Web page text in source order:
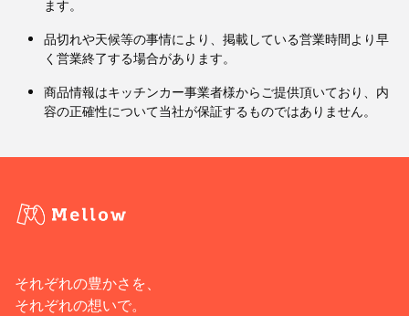
ます。
品切れや天候等の事情により、掲載している営業時間より早
く営業終了する場合があります。
商品情報はキッチンカー事業者様からご提供頂いており、内
容の正確性について当社が保証するものではありません。
それぞれの豊かさを、
それぞれの想いで。